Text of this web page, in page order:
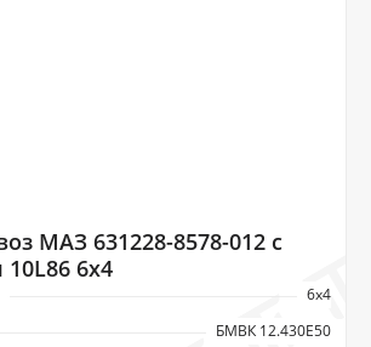
МАЗ 631228-8578-012 с
6х4
6х4
БМВК 12.430E50